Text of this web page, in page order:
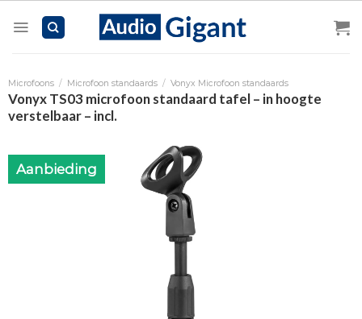
Microfoons / Microfoon standaards / Vonyx Microfoon standaards
Vonyx TS03 microfoon standaard tafel – in hoogte
verstelbaar – incl.
Aanbieding